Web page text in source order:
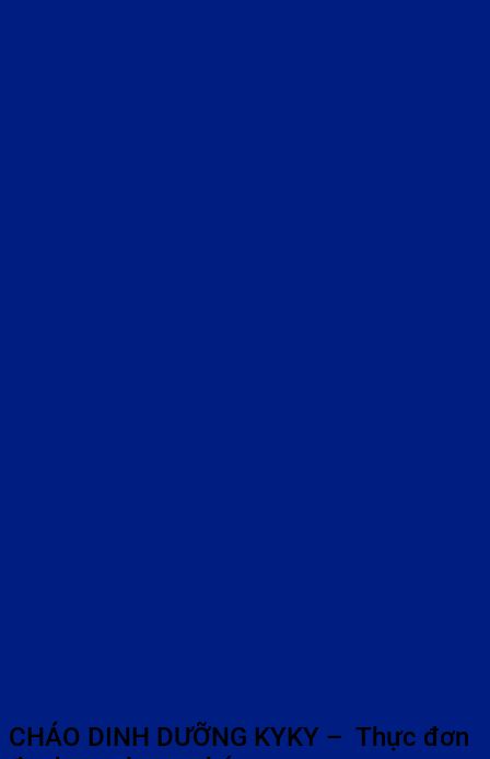
CHÁO DINH DƯỠNG KYKY – Thực đơn